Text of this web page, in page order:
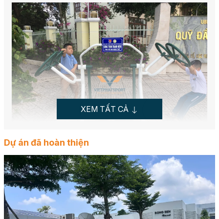
Hình ảnh thực tế Cụm tay vai, đi bộ 723143 lắp tại TP.
Cần Thơ
Được cung cấp bởiCÔNG TY CỔ PHẦN THỂ THAO
VIỆT PHÁT, cụm tay vai, đi bộ 723143 là minh chứng
XEM TẤT CẢ
Dự án đã hoàn thiện